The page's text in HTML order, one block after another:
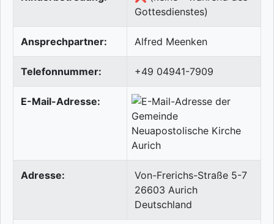
Gottesdienstes)
Ansprechpartner: Alfred Meenken
Telefonnummer: +49 04941-7909
E-Mail-Adresse:
Adresse:
Von-Frerichs-Straße 5-7
26603 Aurich
Deutschland